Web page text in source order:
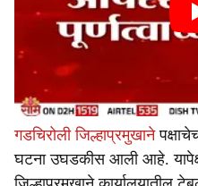
गडचिरोली जिल्हाप्रमुखाने
घटना उघडकीस आली आहे.